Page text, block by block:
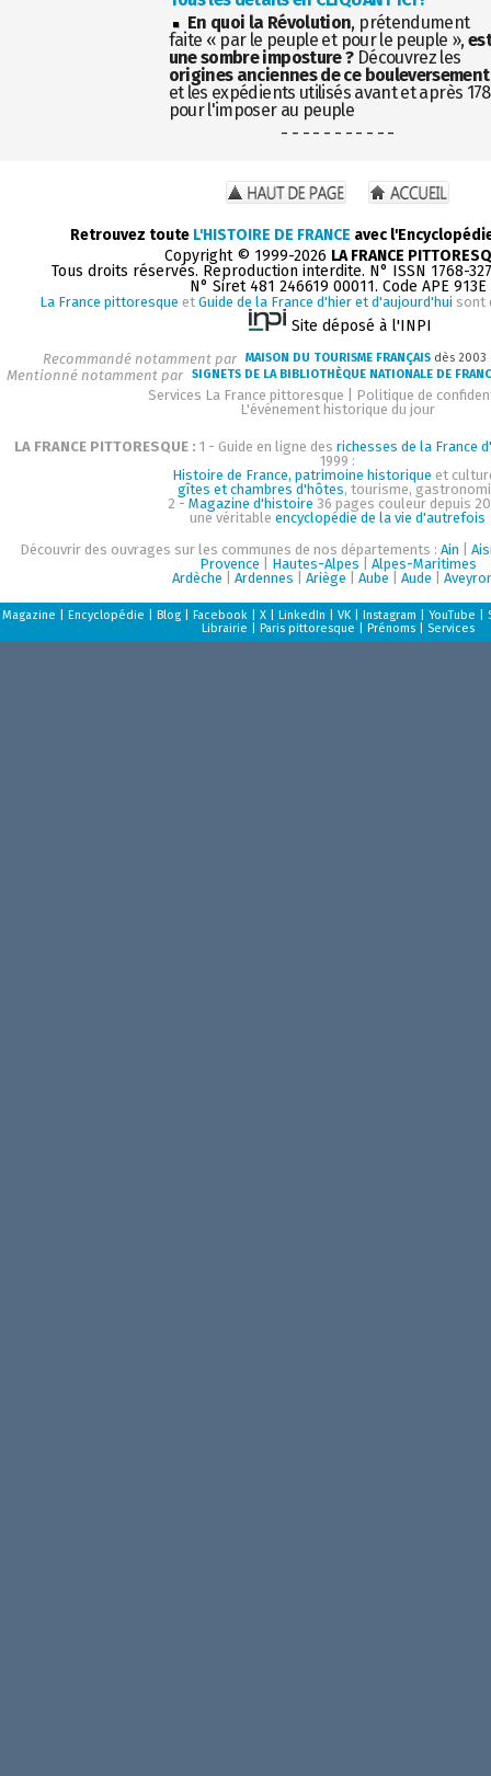
En quoi la Révolution, prétendument
faite « par le peuple et pour le peuple »,
une sombre imposture ?Découvrez les
origines anciennes de ce bouleversement
et les expédients utilisés avant et après
pour l'imposer au peuple
- - - - - - - - - - -
Retrouvez toute L'HISTOIRE DE FRANCE avec
Copyright © 1999-2026 LA FRANCE
Tous droits réservés. Reproduction interdite. N° ISSN 1768-
N° Siret 481 246619 00011. Code APE 913E
La France pittoresque et Guide de la France d'hier et d'aujourd'hui sont
Site déposé à l'INPI
Recommandé notamment par MAISON DU TOURISME FRANÇAIS dès
Mentionné notamment par SIGNETS DE LA BIBLIOTHÈQUE NATIONALE DE
Services La France pittoresque
Politique de
L'événement historique du jour
LA FRANCE PITTORESQUE : 1 - Guide en ligne des richesses de la France
1999 :
Histoire de France, patrimoine historique et
gîtes et chambres d'hôtes, tourisme,
2 - Magazine d'histoire 36 pages couleur depuis
une véritable encyclopédie de la vie d'autrefois
Découvrir des ouvrages sur les communes de nos départements : Ain
Provence
Hautes-Alpes
Alpes-Maritimes
Ardèche
Ardennes Ariège Aube Aude
Magazine Encyclopédie Blog| Facebook| X| LinkedIn VK| Instagram YouTube
Librairie
Paris pittoresque Prénoms| Services